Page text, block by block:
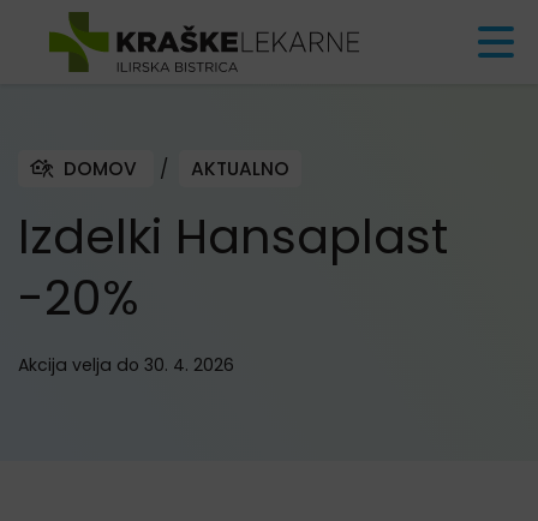
Skoči na vsebino
DOMOV / AKTUALNO
Izdelki Hansaplast
-20%
Akcija velja do 30. 4. 2026